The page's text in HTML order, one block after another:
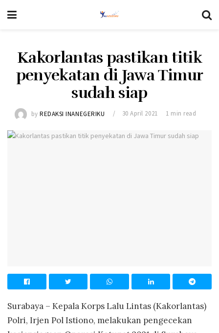
Kakorlantas pastikan titik
penyekatan di Jawa Timur
sudah siap
by REDAKSI INANEGERIKU 30 April 2021 1 min read
Surabaya – Kepala Korps Lalu Lintas (Kakorlantas)
Polri, Irjen Pol Istiono, melakukan pengecekan